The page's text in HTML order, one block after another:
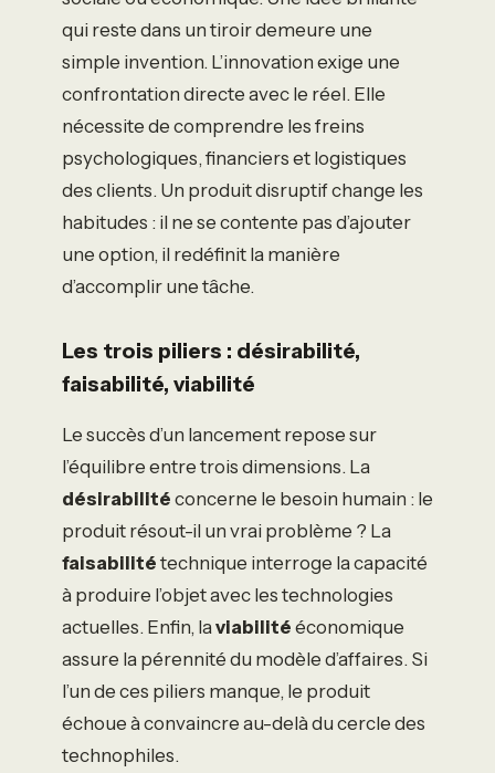
qui reste dans un tiroir demeure une
simple invention. L’innovation exige une
confrontation directe avec le réel. Elle
nécessite de comprendre les freins
psychologiques, financiers et logistiques
des clients. Un produit disruptif change les
habitudes : il ne se contente pas d’ajouter
une option, il redéfinit la manière
d’accomplir une tâche.
Les trois piliers : désirabilité,
faisabilité, viabilité
Le succès d’un lancement repose sur
l’équilibre entre trois dimensions. La
désirabilité concerne le besoin humain : le
produit résout-il un vrai problème ? La
faisabilité technique interroge la capacité
à produire l’objet avec les technologies
actuelles. Enfin, la viabilité économique
assure la pérennité du modèle d’affaires. Si
l’un de ces piliers manque, le produit
échoue à convaincre au-delà du cercle des
technophiles.